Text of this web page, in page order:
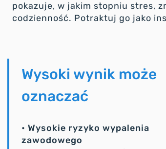
pokazuje, w jakim stopniu stres,
codzienność. Potraktuj go jako
Wysoki wynik może
oznaczać
• Wysokie ryzyko wypalenia
zawodowego